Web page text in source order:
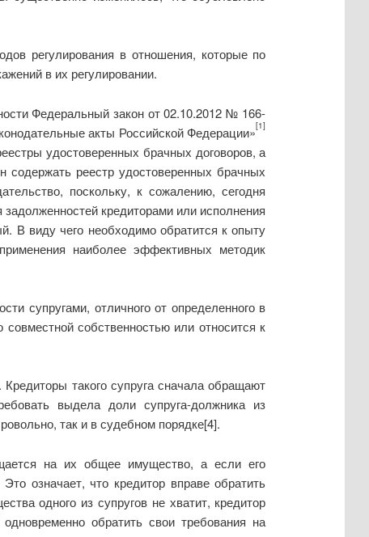
регулирования в отношения, которые по
в их регулировании.
Федеральный закон от 02.10.2012 № 166-
акты Российской Федерации»[1]
удостоверенных брачных договоров, а
реестр удостоверенных брачных
поскольку, к сожалению, сегодня
кредиторами или исполнения
В виду чего необходимо обратится к опыту
наиболее эффективных методик
супругами, отличного от определенного в
собственностью или относится к
такого супруга сначала обращают
выдела доли супруга-должника из
так и в судебном порядке[4].
на их общее имущество, а если его
означает, что кредитор вправе обратить
одного из супругов не хватит, кредитор
обратить свои требования на